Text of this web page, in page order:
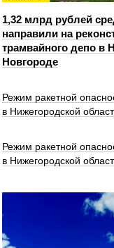
1,32 млрд рублей
направили на
трамвайного депо в
Новгороде
Режим ракетной
в Нижегородской
Режим ракетной
в Нижегородской